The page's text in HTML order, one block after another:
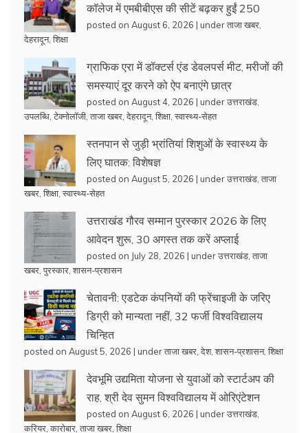
कॉलेज में एमबीबीएस की सीटें बढ़कर हुईं 250
posted on August 6, 2026 | underताजा खबर
देहरादून, शिक्षा
ग्राफिक एरा में डॉक्टर्स एंड डेवलपर्स मीट, मरीजों की
समस्याएं दूर करने को ऐप बनाएंगे छात्र
posted on August 4, 2026 | underउत्तराखंड
उपलब्धि टेक्नोलॉजी ताजा खबर देहरादून, शिक्षा स्वास्थ्य-सेहत
स्तनपान से जुड़ी भ्रांतियां शिशुओं के स्वास्थ्य के
लिए घातक: विशेषज्ञ
posted on August 5, 2026 | underउत्तराखंड ताजा
खबर शिक्षा स्वास्थ्य-सेहत
उत्तराखंड गौरव सम्मान पुरस्कार 2026 के लिए
आवेदन शुरू, 30 अगस्त तक करें अप्लाई
posted on July 28, 2026 | underउत्तराखंड ताजा
खबर पुरस्कार शासन-प्रशासन
चेतावनी: एडटेक कंपनियों की फ्रेंचाइजी के जरिए
डिग्री को मान्यता नहीं, 32 फर्जी विश्वविद्यालय
चिन्हित
posted on August 5, 2026 | underताजा खबर देश, शासन-प्रशासन, शिक्षा
देवभूमि उद्यमिता योजना से युवाओं को स्टार्टअप की
राह, श्री देव सुमन विश्वविद्यालय में ओरिएंटेशन
posted on August 6, 2026 | underउत्तराखंड
करियर कारोबार ताजा खबर शिक्षा